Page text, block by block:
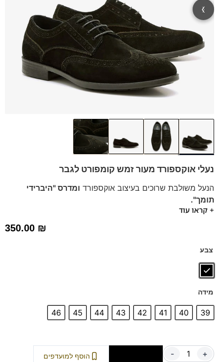
נעלי אוקספורד מעור זמש קומפורט לגבר
הנעל משולבת שרוכים בעיצוב אוקספורד ומדרס "היברידי
תומך".
הנעלים נוחות במיוחד – מקולקציית ה
+ קראו עוד
350.00 ₪
צבע
מידה
39
40
41
42
43
44
45
46
- + הוסף למועדפים
‹
›